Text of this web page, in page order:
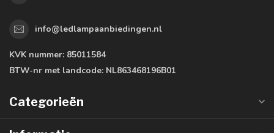
info@ledlampaanbiedingen.nl
KVK nummer: 85011584
BTW-nr met landcode: NL863468196B01
Categorieën